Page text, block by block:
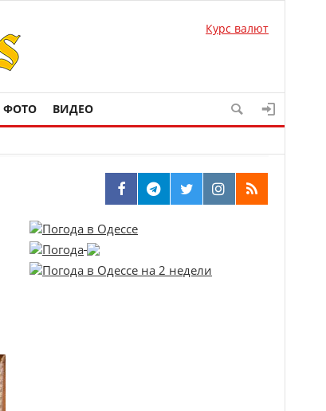
Курс валют
ФОТО ВИДЕО